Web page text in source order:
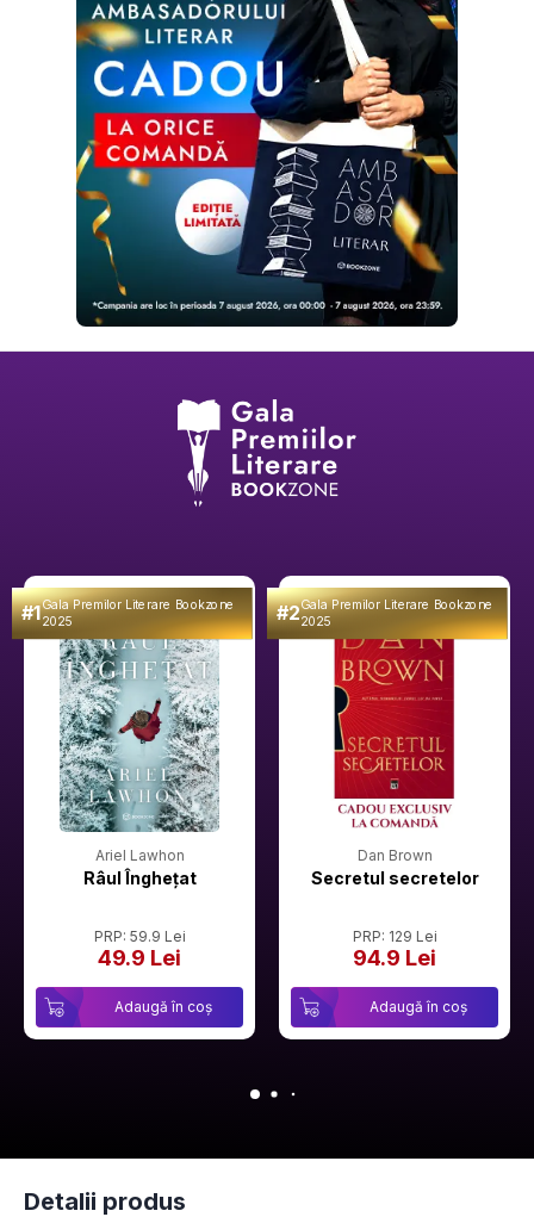
#1Gala Premilor Literare Bookzone
2025
Ariel Lawhon
Râul Înghețat
PRP: 59.9 Lei
49.9 Lei
Adaugă în coș
#2Gala Premilor Literare Bookzone
2025
Dan Brown
Secretul secretelor
PRP: 129 Lei
94.9 Lei
Adaugă în coș
Detalii produs